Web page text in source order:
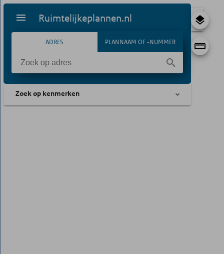
Ruimtelijkeplannen.nl
ADRES PLANNAAM OF -NUMMER
Zoek op kenmerken